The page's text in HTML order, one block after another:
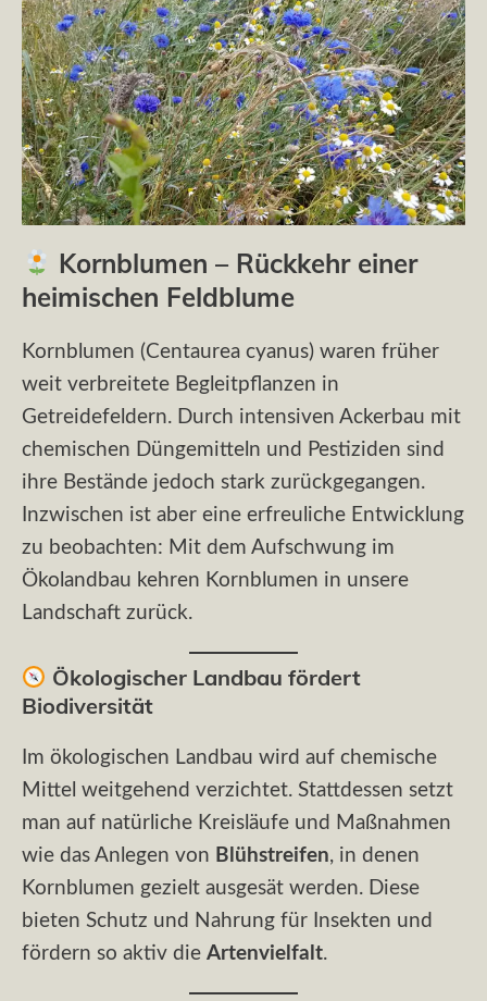
Kornblumen – Rückkehr einer
heimischen Feldblume
Kornblumen (Centaurea cyanus) waren früher
weit verbreitete Begleitpflanzen in
Getreidefeldern. Durch intensiven Ackerbau mit
chemischen Düngemitteln und Pestiziden sind
ihre Bestände jedoch stark zurückgegangen.
Inzwischen ist aber eine erfreuliche Entwicklung
zu beobachten: Mit dem Aufschwung im
Ökolandbau kehren Kornblumen in unsere
Landschaft zurück.
Ökologischer Landbau fördert
Biodiversität
Im ökologischen Landbau wird auf chemische
Mittel weitgehend verzichtet. Stattdessen setzt
man auf natürliche Kreisläufe und Maßnahmen
wie das Anlegen von Blühstreifen, in denen
Kornblumen gezielt ausgesät werden. Diese
bieten Schutz und Nahrung für Insekten und
fördern so aktiv die Artenvielfalt.